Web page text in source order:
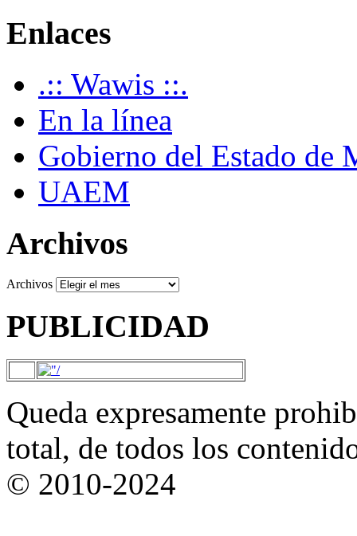
Enlaces
.:: Wawis ::.
En la línea
Gobierno del Estado de
UAEM
Archivos
Archivos
PUBLICIDAD
Queda expresamente
total, de todos los
© 2010-2024